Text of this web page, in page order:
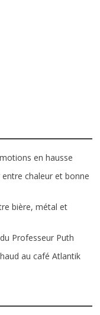
en hausse
chaleur et bonne
bière, métal et
Professeur Puth
au café Atlantik